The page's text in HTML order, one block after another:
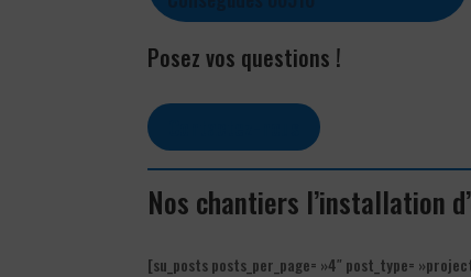
Posez vos questions !
Nos chantiers l’installation
[su_posts posts_per_page= »4″ post_type=